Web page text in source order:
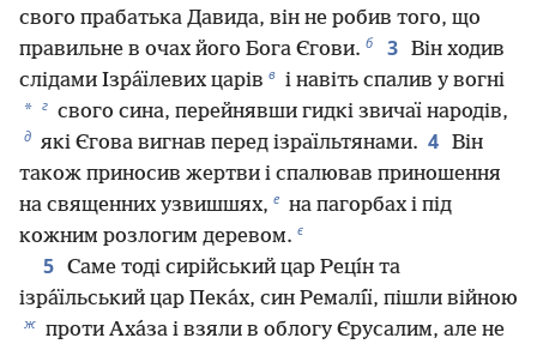
свого прабатька Давида, він не робив того, що
правильне в очах його Бога Єгови. б 3 Він ходив
слідами Ізра́їлевих царів в і навіть спалив у вогні
* г свого сина, перейнявши гидкі звичаї народів,
д які Єгова вигнав перед ізраїльтянами. 4 Він
також приносив жертви і спалював приношення
на священних узвишшях, е на пагорбах і під
кожним розлогим деревом. є
5 Саме тоді сирійський цар Рецı́н та
ізра́їльський цар Пека́х, син Ремалı́ї, пішли війною
ж проти Аха́за і взяли в облогу Єрусалим, але не